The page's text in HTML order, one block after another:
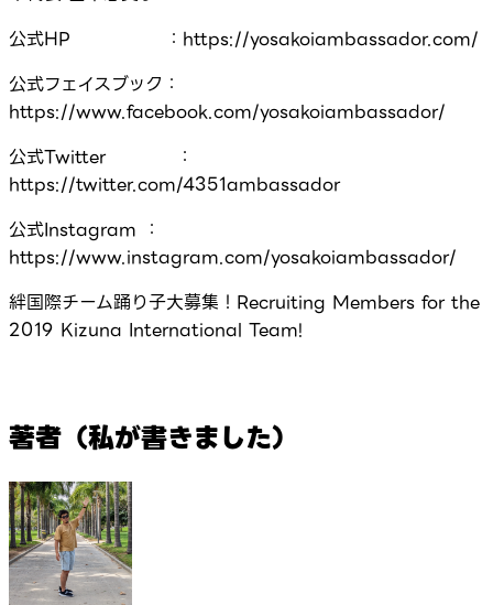
公式HP ：https://yosakoiambassador.com/
公式フェイスブック：
https://www.facebook.com/yosakoiambassador/
公式Twitter ：
https://twitter.com/4351ambassador
公式Instagram ：
https://www.instagram.com/yosakoiambassador/
絆国際チーム踊り子大募集！Recruiting Members for the
2019 Kizuna International Team!
著者（私が書きました）